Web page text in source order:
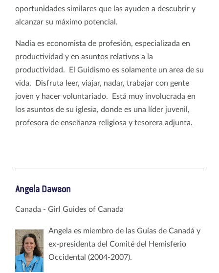
oportunidades similares que las ayuden a descubrir y
alcanzar su máximo potencial.
Nadia es economista de profesión, especializada en
productividad y en asuntos relativos a la
productividad. El Guidismo es solamente un area de su
vida. Disfruta leer, viajar, nadar, trabajar con gente
joven y hacer voluntariado. Está muy involucrada en
los asuntos de su iglesia, donde es una líder juvenil,
profesora de enseñanza religiosa y tesorera adjunta.
Angela Dawson
Canada - Girl Guides of Canada
Angela es miembro de las Guías de Canadá y
ex-presidenta del Comité del Hemisferio
Occidental (2004-2007).